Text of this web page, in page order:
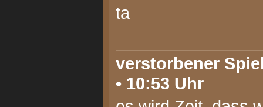
ta
verstorbener
• 10:53 Uhr